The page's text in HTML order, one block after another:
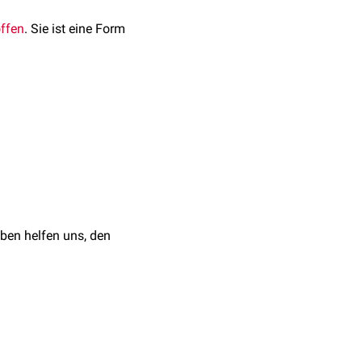
. Sie ist eine Form
helfen uns, den